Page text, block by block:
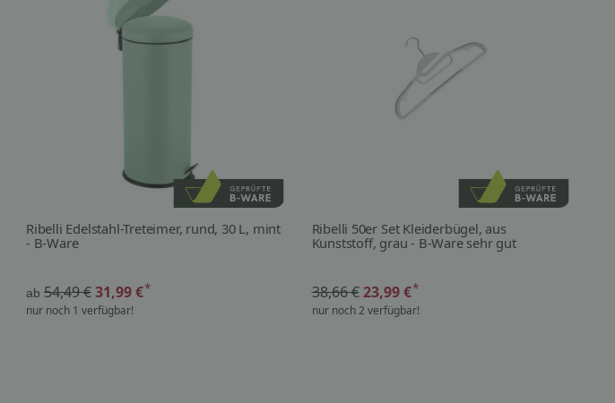
Ribelli Edelstahl-Treteimer, rund, 30 L, mint
- B-Ware
ab 54,49 €31,99 €*
nur noch 1 verfügbar!
Ribelli 50er Set Kleiderbügel, aus
Kunststoff, grau - B-Ware sehr gut
38,66 € 23,99 €*
nur noch 2 verfügbar!